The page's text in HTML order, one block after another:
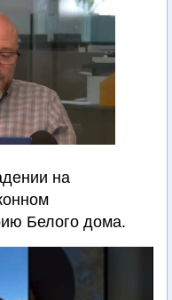
на
Белого дома.